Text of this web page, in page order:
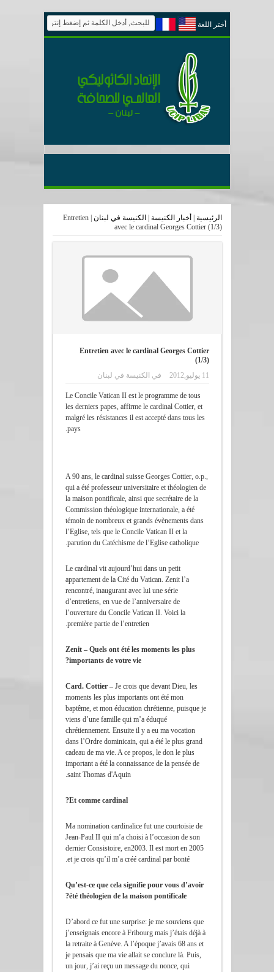
أختر اللغة
الرئيسية أخبار الكنيسة الكنيسة في لبنان |
Entretien
avec le cardinal Georges Cottier (1/3)
Entretien avec le cardinal Georges Cottier
(1/3)
11 يوليو,2012
في الكنيسة في لبنان
Le Concile Vatican II est le programme de tous
les derniers papes, affirme le cardinal Cottier, et
malgré les résistances il est accepté dans tous les
pays.
A 90 ans, le cardinal suisse Georges Cottier, o.p.,
qui a été professeur universitaire et théologien de
la maison pontificale, ainsi que secrétaire de la
Commission théologique internationale, a été
témoin de nombreux et grands évènements dans
l’Eglise, tels que le Concile Vatican II et la
parution du Catéchisme de l’Eglise catholique.
Le cardinal vit aujourd’hui dans un petit
appartement de la Cité du Vatican. Zenit l’a
rencontré, inaugurant avec lui une série
d’entretiens, en vue de l’anniversaire de
l’ouverture du Concile Vatican II. Voici la
première partie de l’entretien.
Zenit – Quels ont été les moments les plus
importants de votre vie?
Card. Cottier –Je crois que devant Dieu, les
moments les plus importants ont été mon
baptême, et mon éducation chrétienne, puisque je
viens d’une famille qui m’a éduqué
chrétiennement. Ensuite il y a eu ma vocation
dans l’Ordre dominicain, qui a été le plus grand
cadeau de ma vie. A ce propos, le don le plus
important a été la connaissance de la pensée de
saint Thomas d'Aquin.
Et comme cardinal?
Ma nomination cardinalice fut une courtoisie de
Jean-Paul II qui m’a choisi à l’occasion de son
dernier Consistoire, en2003. Il est mort en 2005
et je crois qu’il m’a créé cardinal par bonté.
Qu’est-ce que cela signifie pour vous d’avoir
été théologien de la maison pontificale?
D’abord ce fut une surprise: je me souviens que
j’enseignais encore à Fribourg mais j’étais déjà à
la retraite à Genève. A l’époque j’avais 68 ans et
je pensais que ma vie allait se conclure là. Puis,
un jour, j’ai reçu un message du nonce, qui